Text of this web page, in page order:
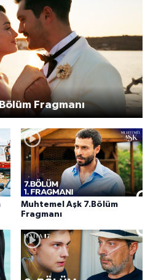
Fragmanı
Muhtemel Aşk 7.Bölüm
Fragmanı